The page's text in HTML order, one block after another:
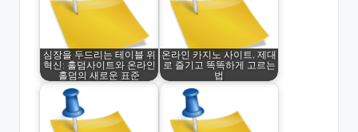
심장을 두드리는 테이블 위
혁신: 홀덤사이트와 온라인
홀덤의 새로운 표준
온라인 카지노 사이트, 제대
로 즐기고 똑똑하게 고르는
법